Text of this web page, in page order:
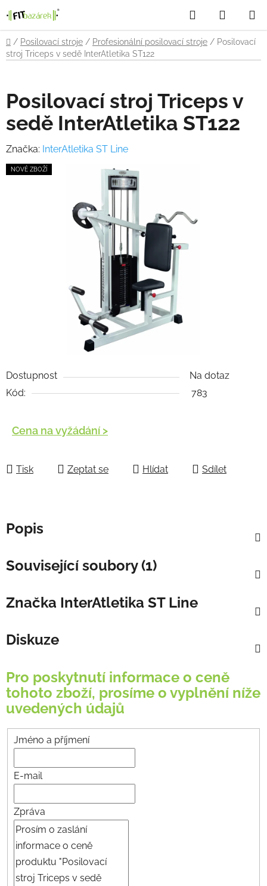
na
obsah
Hledat
KOŠÍK
Domů
/ Posilovací stroje / Profesionální posilovací stroje / Posilovací
stroj Triceps v sedě InterAtletika ST122
Dostupnost
Na dotaz
Kód:
783
Cena na vyžádání >
Tisk
Zeptat se Hlídat Sdílet
Posilovací stroj Triceps v
sedě InterAtletika ST122
Značka: InterAtletika ST Line
NOVÉ ZBOŽÍ
Popis
Související soubory (1)
Značka InterAtletika ST Line
Diskuze
Pro poskytnutí informace o ceně
tohoto zboží, prosíme o vyplnění níže
uvedených údajů
Jméno a příjmení
E-mail
Zpráva